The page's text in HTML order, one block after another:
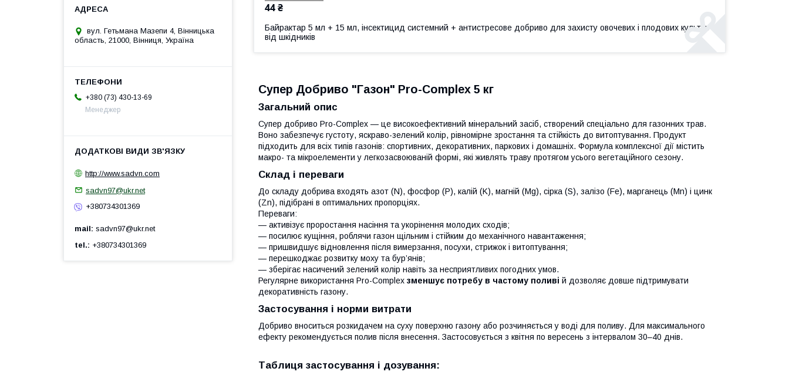
44 ₴
Байрактар 5 мл + 15 мл, інсектицид системний + антистресове добриво для захисту овочевих і плодових культур
від шкідників
Супер Добриво "Газон" Pro-Complex 5 кг
Загальний опис
Супер добриво Pro-Complex — це високоефективний мінеральний засіб, створений спеціально для газонних трав.
Воно забезпечує густоту, яскраво-зелений колір, рівномірне зростання та стійкість до витоптування. Продукт
підходить для всіх типів газонів: спортивних, декоративних, паркових і домашніх. Формула комплексної дії містить
макро- та мікроелементи у легкозасвоюваній формі, які живлять траву протягом усього вегетаційного сезону.
Склад і переваги
До складу добрива входять азот (N), фосфор (P), калій (K), магній (Mg), сірка (S), залізо (Fe), марганець (Mn) і цинк
(Zn), підібрані в оптимальних пропорціях.
Переваги:
— активізує проростання насіння та укорінення молодих сходів;
— посилює кущіння, роблячи газон щільним і стійким до механічного навантаження;
— пришвидшує відновлення після вимерзання, посухи, стрижок і витоптування;
— перешкоджає розвитку моху та бур’янів;
— зберігає насичений зелений колір навіть за несприятливих погодних умов.
Регулярне використання Pro-Complex зменшує потребу в частому поливі й дозволяє довше підтримувати
декоративність газону.
Застосування і норми витрати
Добриво вноситься розкидачем на суху поверхню газону або розчиняється у воді для поливу. Для максимального
ефекту рекомендується полив після внесення. Застосовується з квітня по вересень з інтервалом 30–40 днів.
Таблиця застосування і дозування:
вул. Гетьмана Мазепи 4, Вінницька
область, 21000, Вінниця, Україна
+380 (73) 430-13-69
Менеджер
http://www.sadvn.com
sadvn97@ukr.net
+380734301369
mail sadvn97@ukr.net
tel.
+380734301369